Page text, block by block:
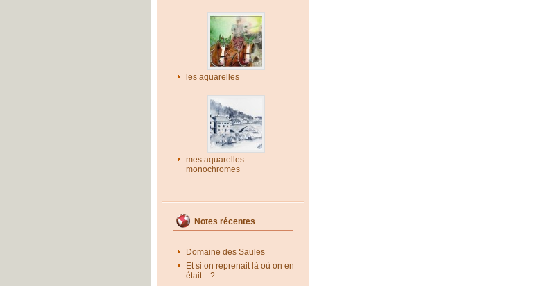
les aquarelles
mes aquarelles
monochromes
Notes récentes
Domaine des Saules
Et si on reprenait là où on en
était... ?